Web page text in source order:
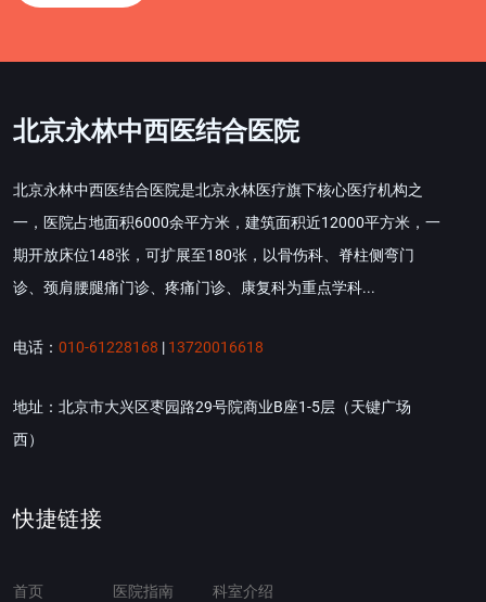
北京永林中西医结合医院
北京永林中西医结合医院是北京永林医疗旗下核心医疗机构之
一，医院占地面积6000余平方米，建筑面积近12000平方米，一
期开放床位148张，可扩展至180张，以骨伤科、脊柱侧弯门
诊、颈肩腰腿痛门诊、疼痛门诊、康复科为重点学科...
电话： 010-61228168 | 13720016618
地址：北京市大兴区枣园路29号院商业B座1-5层（天键广场
西）
快捷链接
首页 医院指南 科室介绍